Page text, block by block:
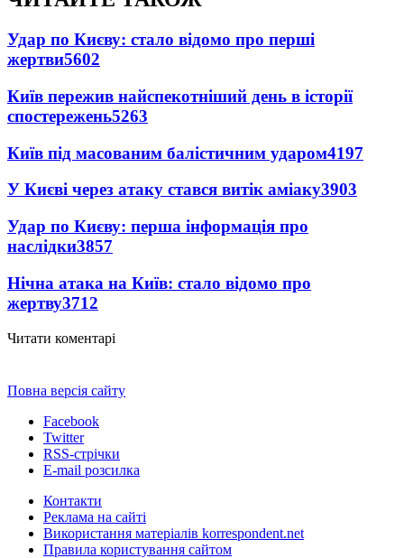
Удар по Києву: стало відомо про перші
жертви5602
Київ пережив найспекотніший день в історії
спостережень5263
Київ під масованим балістичним ударом4197
У Києві через атаку стався витік аміаку3903
Удар по Києву: перша інформація про
наслідки3857
Нічна атака на Київ: стало відомо про
жертву3712
Читати коментарі
Повна версія сайту
Facebook
Twitter
RSS-стрічки
E-mail розсилка
Контакти
Реклама на сайті
Використання матеріалів korrespondent.net
Правила користування сайтом